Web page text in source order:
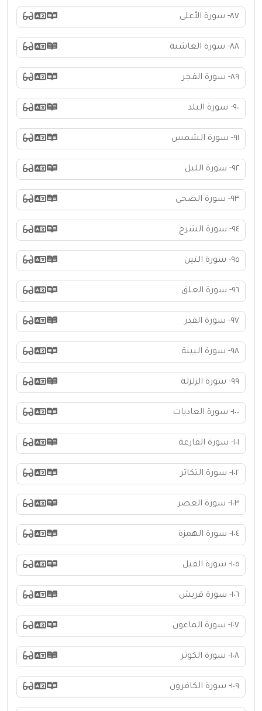
٨٧- سورة الأعلى
٨٨- سورة الغاشية
٨٩- سورة الفجر
٩٠- سورة البلد
٩١- سورة الشمس
٩٢- سورة الليل
٩٣- سورة الضحى
٩٤- سورة الشرح
٩٥- سورة التين
٩٦- سورة العلق
٩٧- سورة القدر
٩٨- سورة البينة
٩٩- سورة الزلزلة
١٠٠- سورة العاديات
١٠١- سورة القارعة
١٠٢- سورة التكاثر
١٠٣- سورة العصر
١٠٤- سورة الهمزة
١٠٥- سورة الفيل
١٠٦- سورة قريش
١٠٧- سورة الماعون
١٠٨- سورة الكوثر
١٠٩- سورة الكافرون